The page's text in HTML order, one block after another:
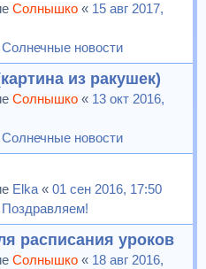
Солнышко « 15 авг 2017,
Солнечные новости
из ракушек)
Солнышко « 13 окт 2016,
Солнечные новости
Elka « 01 сен 2016, 17:50
Поздравляем!
расписания уроков
Солнышко « 18 авг 2016,